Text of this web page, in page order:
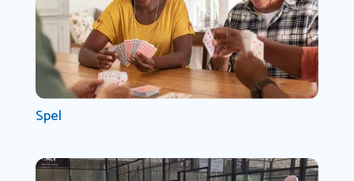
Spel